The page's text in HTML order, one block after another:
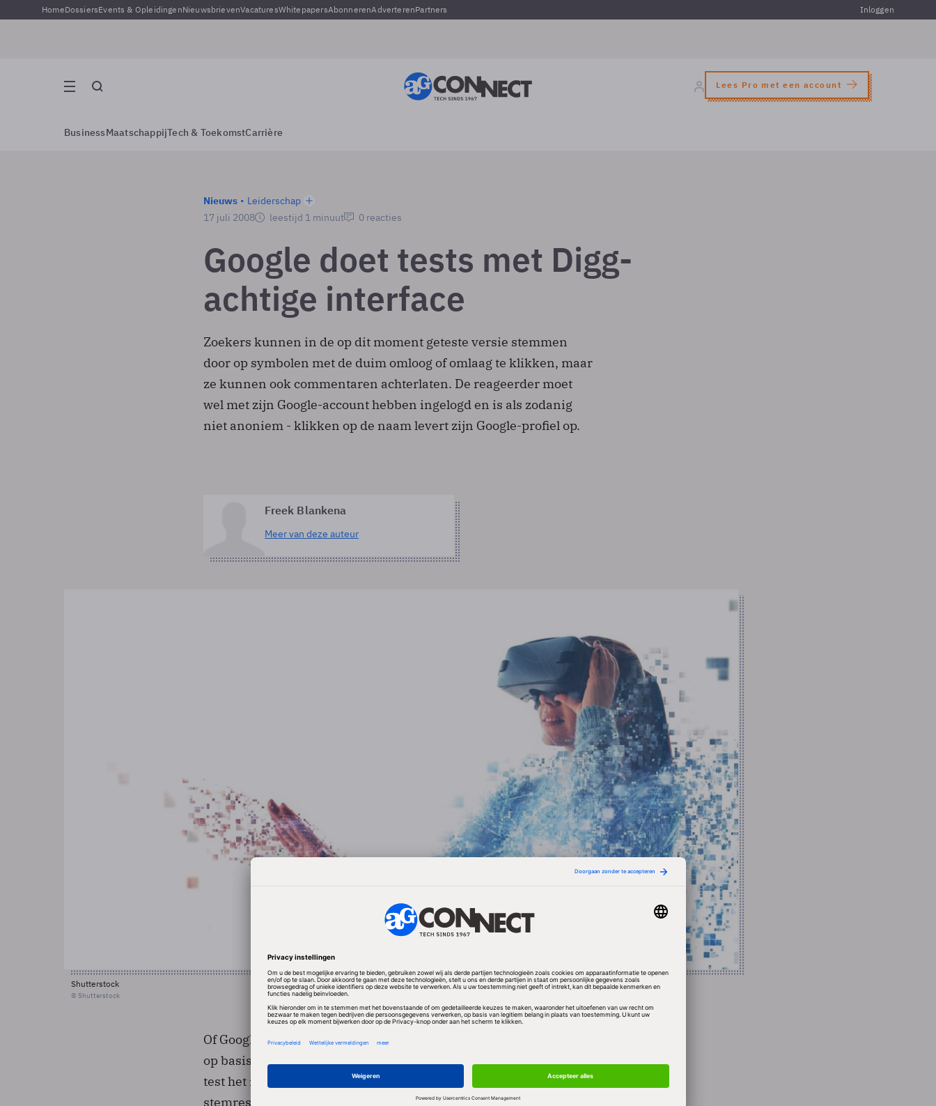
HomeDossiersEvents & OpleidingenNieuwsbrievenVacaturesWhitepapersAbonnerenAdverterenPartners Inloggen
Lees Pro met een account
BusinessMaatschappijTech & ToekomstCarrière
Nieuws
Leiderschap
17 juli 2008
leestijd 1 minuut 0 reacties
Google doet tests met Digg-
achtige interface
Zoekers kunnen in de op dit moment geteste versie stemmen
door op symbolen met de duim omloog of omlaag te klikken, maar
ze kunnen ook commentaren achterlaten. De reageerder moet
wel met zijn Google-account hebben ingelogd en is als zodanig
niet anoniem - klikken op de naam levert zijn Google-profiel op.
Freek Blankena
Meer van deze auteur
Shutterstock
© Shutterstock
Of Google daadwerkelijk de ranking van zijn zoekresultaten gaat aanpassen
op basis van de voorkeuren van de zoekers zelf, is onduidelijk. Google Labs
test het mechanisme al sinds vorig jaar, maar in eerste instantie werden
stemresultaten alleen op inidvidueel niveau opgeslagen. Nieuw is ook dat